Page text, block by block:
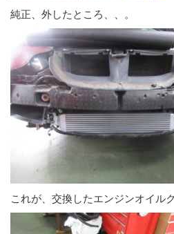
純正、外したところ、、。
これが、交換したエンジンオイル